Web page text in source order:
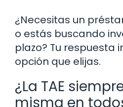
¿Necesitas un
o estás buscando
plazo? Tu respuesta
opción que elijas.
¿La TAE
misma en